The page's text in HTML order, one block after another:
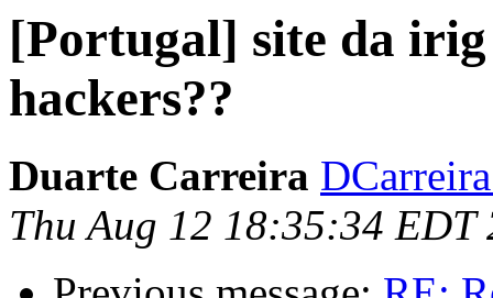
[Portugal] site da
hackers??
Duarte Carreira
Thu Aug 12 18:35:34 EDT